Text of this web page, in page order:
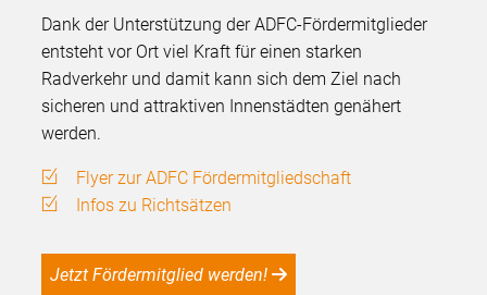
Dank der Unterstützung der ADFC-Fördermitglieder
entsteht vor Ort viel Kraft für einen starken
Radverkehr und damit kann sich dem Ziel nach
sicheren und attraktiven Innenstädten genähert
werden.
Flyer zur ADFC Fördermitgliedschaft
Infos zu Richtsätzen
Jetzt Fördermitglied werden!